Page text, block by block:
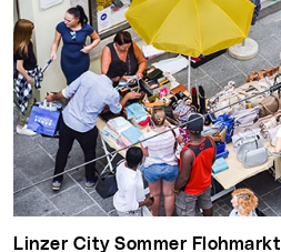
Linzer City Sommer Flohmarkt